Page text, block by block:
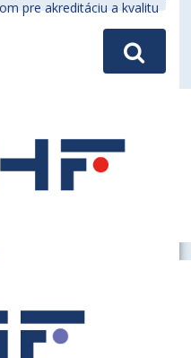
pre akreditáciu a kvalitu
Ing., PhD.